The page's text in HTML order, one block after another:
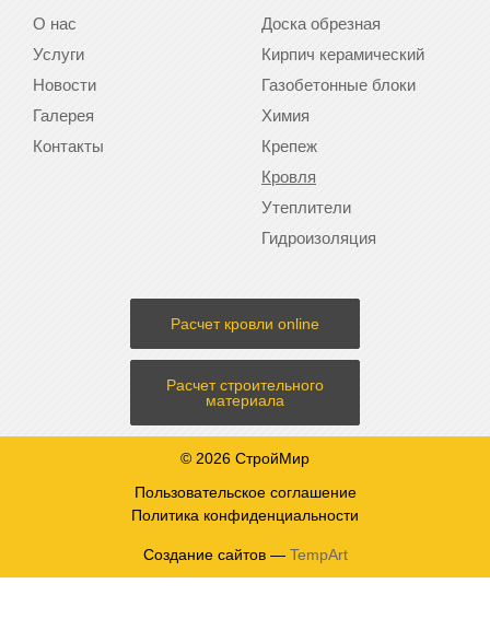
О нас
Услуги
Новости
Галерея
Контакты
Доска обрезная
Кирпич керамический
Газобетонные блоки
Химия
Крепеж
Кровля
Утеплители
Гидроизоляция
Расчет кровли online
Расчет строительного
материала
© 2026 СтройМир
Пользовательское соглашение
Политика конфиденциальности
Создание сайтов — TempArt